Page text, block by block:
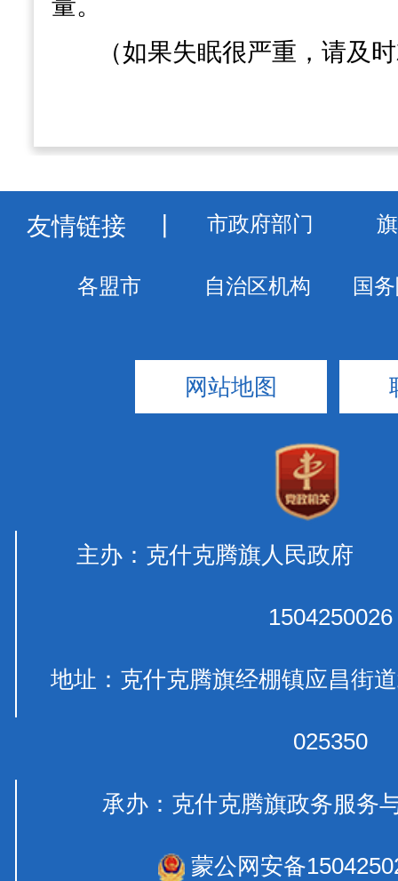
量。
（如果失眠很严重，请及
友情链接
网站地图
主办：克什克腾旗人民政府
1504250026
地址：克什克腾旗经棚镇应
025350
承办：克什克腾旗政务服
蒙公网安备